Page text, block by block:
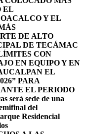
EL
Y EL
DE ALTO
DE TECÁMAC
CON
EN EQUIPO Y EN
EL
PARA
EL PERIODO
será sede de una
del
Residencial